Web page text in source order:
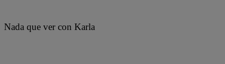
Nada que ver con Karla